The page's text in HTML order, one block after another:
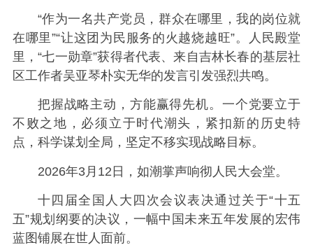
“作为一名共产党员，群众在哪里，我的岗位就
在哪里”“让这团为民服务的火越烧越旺”。人民殿堂
里，“七一勋章”获得者代表、来自吉林长春的基层社
区工作者吴亚琴朴实无华的发言引发强烈共鸣。
把握战略主动，方能赢得先机。一个党要立于
不败之地，必须立于时代潮头，紧扣新的历史特
点，科学谋划全局，坚定不移实现战略目标。
2026年3月12日，如潮掌声响彻人民大会堂。
十四届全国人大四次会议表决通过关于“十五
五”规划纲要的决议，一幅中国未来五年发展的宏伟
蓝图铺展在世人面前。